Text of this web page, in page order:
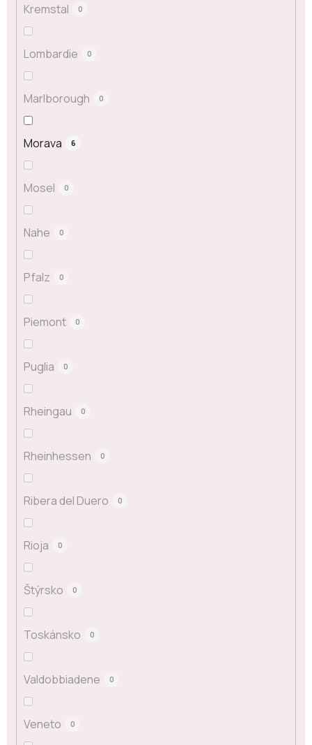
Kremstal 0
Lombardie 0
Marlborough 0
Morava 6
Mosel 0
Nahe 0
Pfalz 0
Piemont 0
Puglia 0
Rheingau 0
Rheinhessen 0
Ribera del Duero 0
Rioja 0
Štýrsko 0
Toskánsko 0
Valdobbiadene 0
Veneto 0